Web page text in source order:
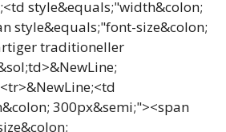
style&equals;"width&colon;
style&equals;"font-size&colon;
traditioneller
300px&semi;"><span